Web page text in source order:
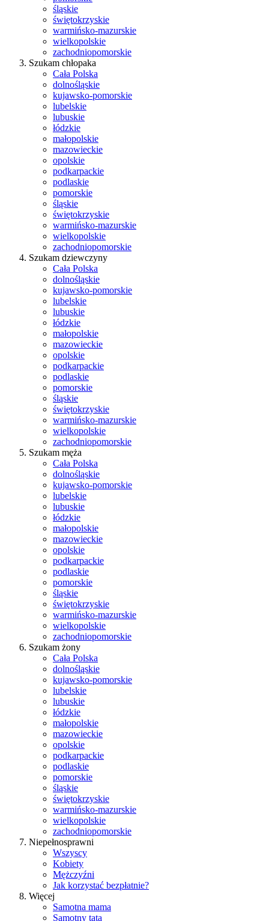
śląskie
świętokrzyskie
warmińsko-mazurskie
wielkopolskie
zachodniopomorskie
Szukam chłopaka
Cała Polska
dolnośląskie
kujawsko-pomorskie
lubelskie
lubuskie
łódzkie
małopolskie
mazowieckie
opolskie
podkarpackie
podlaskie
pomorskie
śląskie
świętokrzyskie
warmińsko-mazurskie
wielkopolskie
zachodniopomorskie
Szukam dziewczyny
Cała Polska
dolnośląskie
kujawsko-pomorskie
lubelskie
lubuskie
łódzkie
małopolskie
mazowieckie
opolskie
podkarpackie
podlaskie
pomorskie
śląskie
świętokrzyskie
warmińsko-mazurskie
wielkopolskie
zachodniopomorskie
Szukam męża
Cała Polska
dolnośląskie
kujawsko-pomorskie
lubelskie
lubuskie
łódzkie
małopolskie
mazowieckie
opolskie
podkarpackie
podlaskie
pomorskie
śląskie
świętokrzyskie
warmińsko-mazurskie
wielkopolskie
zachodniopomorskie
Szukam żony
Cała Polska
dolnośląskie
kujawsko-pomorskie
lubelskie
lubuskie
łódzkie
małopolskie
mazowieckie
opolskie
podkarpackie
podlaskie
pomorskie
śląskie
świętokrzyskie
warmińsko-mazurskie
wielkopolskie
zachodniopomorskie
Niepełnosprawni
Wszyscy
Kobiety
Mężczyźni
Jak korzystać bezpłatnie?
Więcej
Samotna mama
Samotny tata